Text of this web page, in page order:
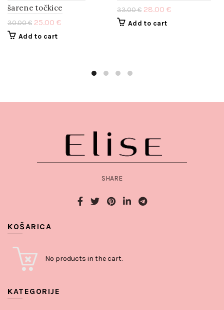
šarene točkice
30.00€ 25.00 €
Add to cart
33.00€ 28.00 €
Add to cart
SHARE
KOŠARICA
No products in the cart.
KATEGORIJE